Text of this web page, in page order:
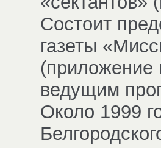
Состоит
газеты
(приложение
ведущим
Около 1999